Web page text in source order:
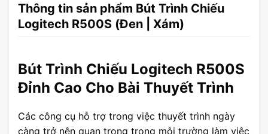
Thông tin sản phẩm Bút Trình Chiếu
Logitech R500S (Đen | Xám)
Bút Trình Chiếu Logitech R500S
Đỉnh Cao Cho Bài Thuyết Trình
Các công cụ hỗ trợ trong việc thuyết trình ngày
càng trở nên quan trọng trong môi trường làm việc